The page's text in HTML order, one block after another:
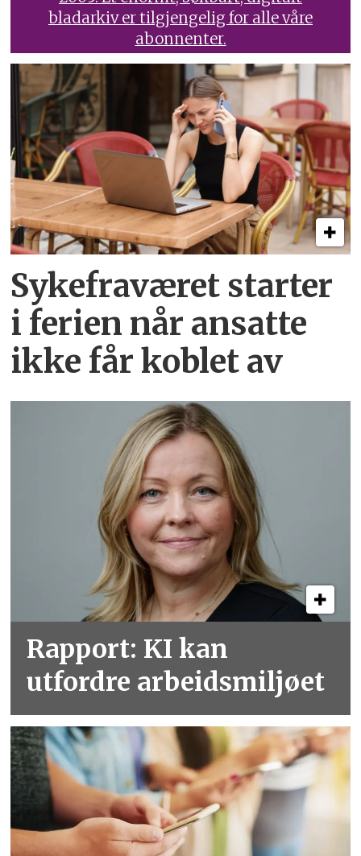
bladarkiv er tilgjengelig for alle våre
abonnenter.
Sykefraværet starter
i ferien når ansatte
ikke får koblet av
Rapport: KI kan
utfordre arbeidsmiljøet